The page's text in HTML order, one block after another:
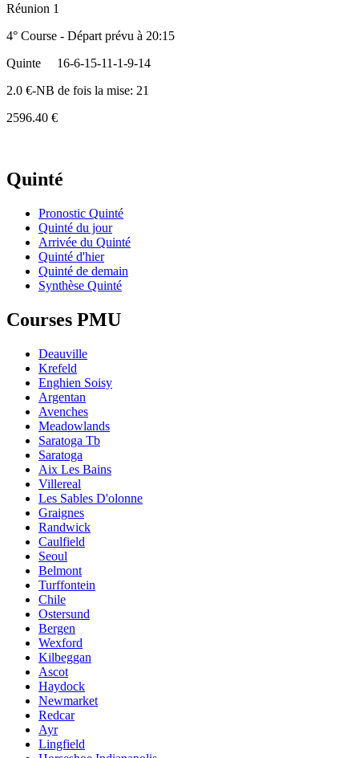
Réunion 1
4° Course - Départ prévu à 20:15
Quinte
16-6-15-11-1-9-14
2.0 €-NB de fois la mise: 21
2596.40 €
Quinté
Pronostic Quinté
Quinté du jour
Arrivée du Quinté
Quinté d'hier
Quinté de demain
Synthèse Quinté
Courses PMU
Deauville
Krefeld
Enghien Soisy
Argentan
Avenches
Meadowlands
Saratoga Tb
Saratoga
Aix Les Bains
Villereal
Les Sables D'olonne
Graignes
Randwick
Caulfield
Seoul
Belmont
Turffontein
Chile
Ostersund
Bergen
Wexford
Kilbeggan
Ascot
Haydock
Newmarket
Redcar
Ayr
Lingfield